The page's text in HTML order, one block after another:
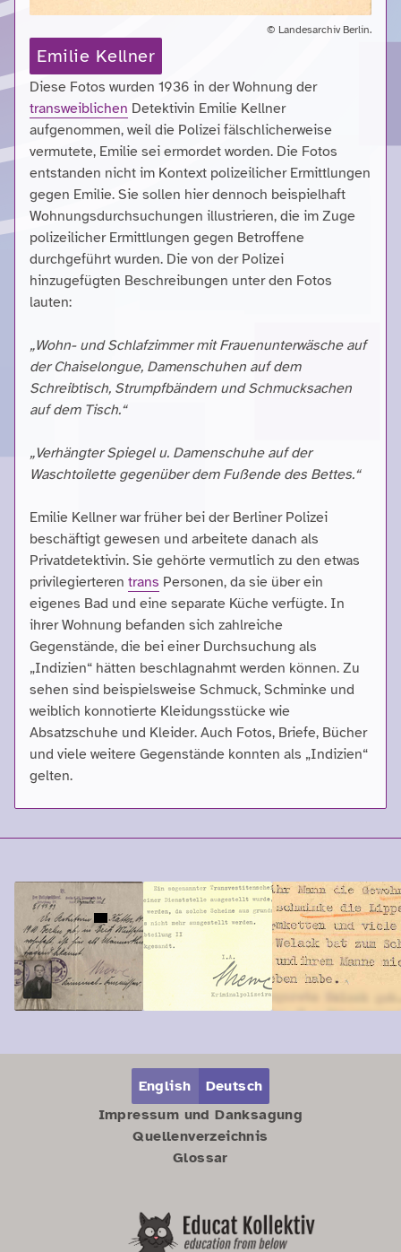
© Landesarchiv Berlin.
Emilie Kellner
Diese Fotos wurden 1936 in der Wohnung der
transweiblichen Detektivin Emilie Kellner
aufgenommen, weil die Polizei fälschlicherweise
vermutete, Emilie sei ermordet worden. Die Fotos
entstanden nicht im Kontext polizeilicher Ermittlungen
gegen Emilie. Sie sollen hier dennoch beispielhaft
Wohnungsdurchsuchungen illustrieren, die im Zuge
polizeilicher Ermittlungen gegen Betroffene
durchgeführt wurden. Die von der Polizei
hinzugefügten Beschreibungen unter den Fotos
lauten:
„Wohn- und Schlafzimmer mit Frauenunterwäsche auf
der Chaiselongue, Damenschuhen auf dem
Schreibtisch, Strumpfbändern und Schmucksachen
auf dem Tisch.“
„Verhängter Spiegel u. Damenschuhe auf der
Waschtoilette gegenüber dem Fußende des Bettes.“
Emilie Kellner war früher bei der Berliner Polizei
beschäftigt gewesen und arbeitete danach als
Privatdetektivin. Sie gehörte vermutlich zu den etwas
privilegierteren trans Personen, da sie über ein
eigenes Bad und eine separate Küche verfügte. In
ihrer Wohnung befanden sich zahlreiche
Gegenstände, die bei einer Durchsuchung als
„Indizien“ hätten beschlagnahmt werden können. Zu
sehen sind beispielsweise Schmuck, Schminke und
weiblich konnotierte Kleidungsstücke wie
Absatzschuhe und Kleider. Auch Fotos, Briefe, Bücher
und viele weitere Gegenstände konnten als „Indizien“
gelten.
Zum Hauptbereich springen
Zum Hauptmenü springen
Impressum und Danksagung
Quellenverzeichnis
Glossar
English Deutsch